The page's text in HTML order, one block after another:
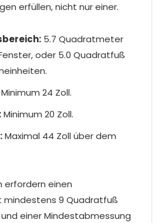
erfüllen, nicht nur einer.
5.7 Quadratmeter
oder 5.0 Quadratfuß
Minimum 24 Zoll.
Minimum 20 Zoll.
Maximal 44 Zoll über dem
erfordern einen
mindestens 9 Quadratfuß
einer Mindestabmessung